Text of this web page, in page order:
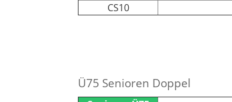
CS10
Ü75 Senioren Doppel